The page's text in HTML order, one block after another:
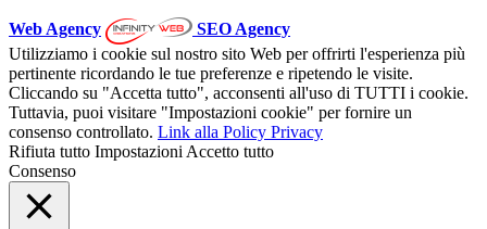
Web Agency
SEO Agency
Utilizziamo i cookie sul nostro sito Web per offrirti l'esperienza più
pertinente ricordando le tue preferenze e ripetendo le visite.
Cliccando su "Accetta tutto", acconsenti all'uso di TUTTI i cookie.
Tuttavia, puoi visitare "Impostazioni cookie" per fornire un
consenso controllato. Link alla Policy Privacy
Rifiuta tutto Impostazioni Accetto tutto
Consenso